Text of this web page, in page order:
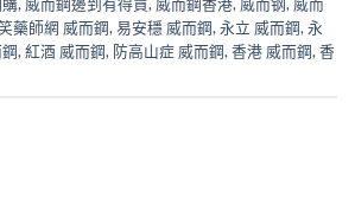
藥師網 威而鋼, 易安穩 威而鋼, 永立 威而鋼, 永
, 紅酒 威而鋼, 防高山症 威而鋼, 香港 威而鋼, 香